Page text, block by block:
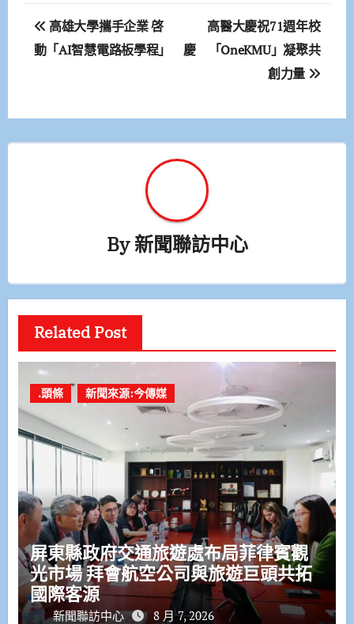
文
章
覽
高雄大學攜手企業 啓
動「AI智慧電路板學程」
高醫大慶祝71週年校
慶 「OneKMU」凝聚共
創力量
By新聞聯訪中心
Related Post
.頭條 新聞來源:今傳媒
屏東縣政府交通旅遊處布局菲律賓觀
光市場 拜會航空公司與旅遊巨頭共拓
國際客源
新聞聯訪中心 8 月 7, 2026